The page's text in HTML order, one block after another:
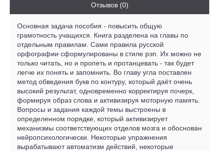
Отзывов (0)
Основная задача пособия - повысить общую
грамотность учащихся. Книга разделена на главы по
отдельным правилам. Сами правила русской
орфографии сформулированы в стиле рэп. Их можно не
только читать, но и пропеть и протанцевать - так будет
легче их понять и запомнить. Во главу угла поставлен
метод обведения букв по контуру, который даёт очень
высокий результат, одновременно корректируя почерк,
формируя образ слова и активизируя моторную память.
Вопросы и задания каждой темы выстроены в
определенном порядке, который активизирует
механизмы соответствующих отделов мозга и обоснован
нейропсихологически. Некоторые упражнения
вырабатывают автоматизм действий, некоторые